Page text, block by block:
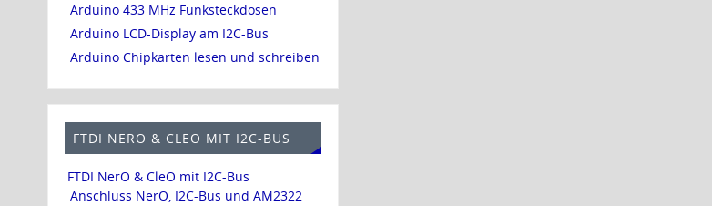
Arduino 433 MHz Funksteckdosen
Arduino LCD-Display am I2C-Bus
Arduino Chipkarten lesen und schreiben
FTDI NERO & CLEO MIT I2C-BUS
FTDI NerO & CleO mit I2C-Bus
Anschluss NerO, I2C-Bus und AM2322